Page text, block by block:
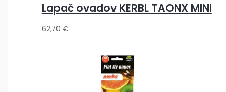
Lapač ovadov KERBL TAONX MINI
62,70 €